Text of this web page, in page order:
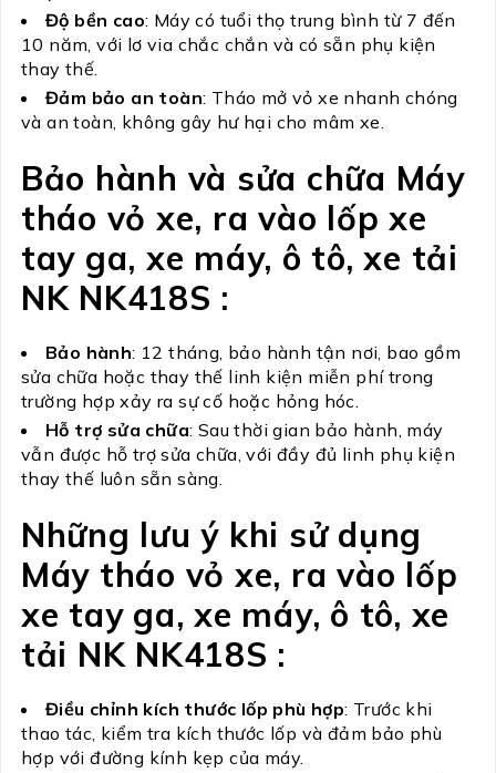
Độ bền cao: Máy có tuổi thọ trung bình từ 7 đến
10 năm, với lơ via chắc chắn và có sẵn phụ kiện
thay thế.
Đảm bảo an toàn: Tháo mở vỏ xe nhanh chóng
và an toàn, không gây hư hại cho mâm xe.
Bảo hành và sửa chữa Máy
tháo vỏ xe, ra vào lốp xe
tay ga, xe máy, ô tô, xe tải
NK NK418S :
Bảo hành: 12 tháng, bảo hành tận nơi, bao gồm
sửa chữa hoặc thay thế linh kiện miễn phí trong
trường hợp xảy ra sự cố hoặc hỏng hóc.
Hỗ trợ sửa chữa: Sau thời gian bảo hành, máy
vẫn được hỗ trợ sửa chữa, với đầy đủ linh phụ kiện
thay thế luôn sẵn sàng.
Những lưu ý khi sử dụng
Máy tháo vỏ xe, ra vào lốp
xe tay ga, xe máy, ô tô, xe
tải NK NK418S :
Điều chỉnh kích thước lốp phù hợp: Trước khi
thao tác, kiểm tra kích thước lốp và đảm bảo phù
hợp với đường kính kẹp của máy.